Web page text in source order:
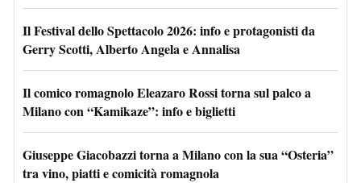
Il Festival dello Spettacolo 2026: info e protagonisti da
Gerry Scotti, Alberto Angela e Annalisa
Il comico romagnolo Eleazaro Rossi torna sul palco a
Milano con “Kamikaze”: info e biglietti
Giuseppe Giacobazzi torna a Milano con la sua “Osteria”
tra vino, piatti e comicità romagnola